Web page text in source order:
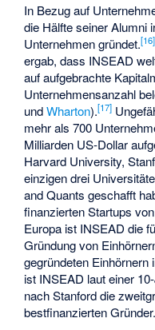
In Bezug auf
die Hälfte seiner Alumni
Unternehmen gründet.[16]
ergab, dass INSEAD
auf aufgebrachte
Unternehmensanzahl
undWharton).[17]
mehr als 700
Milliarden US-Dollar
Harvard University,
einzigen drei
and Quants geschafft
finanzierten Startups
Europa ist INSEAD die
Gründung von
gegründeten Einhörnern
ist INSEAD laut einer
nach Stanford die
bestfinanzierten